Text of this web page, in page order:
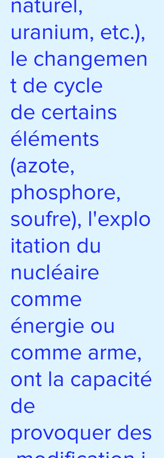
naturel,
uranium, etc.),
le changemen
t de cycle
de certains
éléments
(azote,
phosphore,
soufre), l'explo
itation du
nucléaire
comme
énergie ou
comme arme,
ont la capacité
de
provoquer des